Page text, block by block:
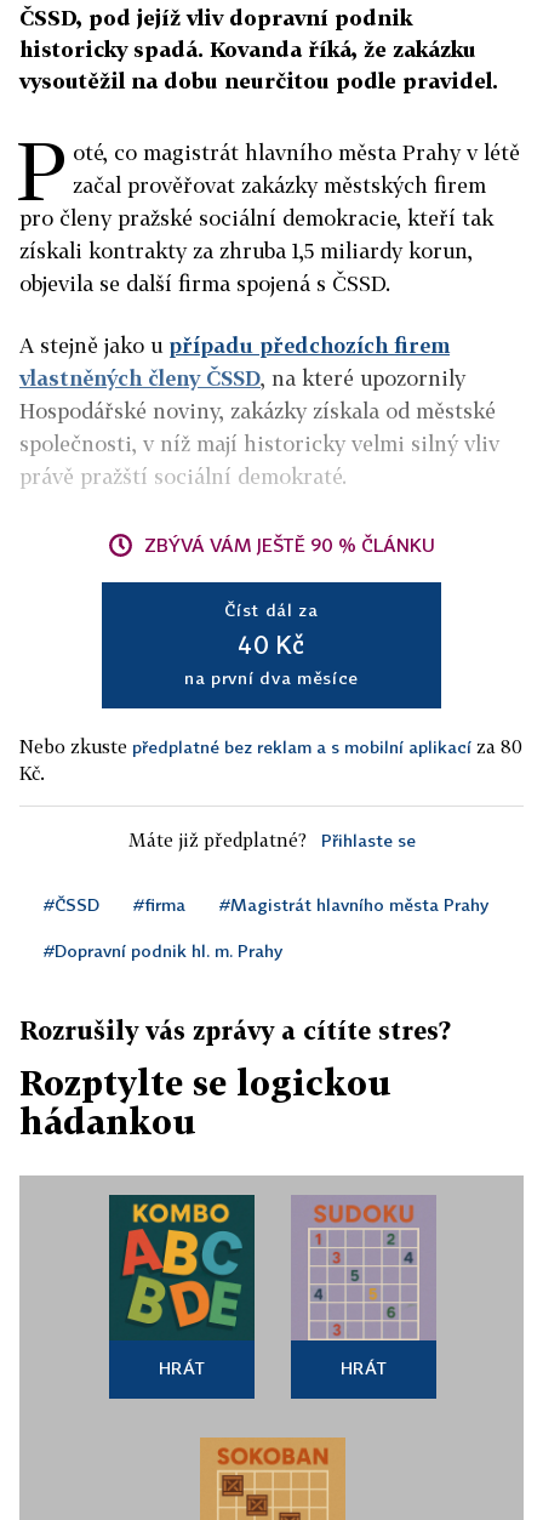
ČSSD, pod jejíž vliv dopravní podnik
historicky spadá. Kovanda říká, že zakázku
vysoutěžil na dobu neurčitou podle pravidel.
P oté, co magistrát hlavního města Prahy v létě
začal prověřovat zakázky městských firem
pro členy pražské sociální demokracie, kteří tak
získali kontrakty za zhruba 1,5 miliardy korun,
objevila se další firma spojená s ČSSD.
A stejně jako u případu předchozích firem
vlastněných členy ČSSD, na které upozornily
Hospodářské noviny, zakázky získala od městské
společnosti, v níž mají historicky velmi silný vliv
právě pražští sociální demokraté.
ZBÝVÁ VÁM JEŠTĚ 90 % ČLÁNKU
Číst dál za
40 Kč
na první dva měsíce
Nebo zkuste předplatné bez reklam a s mobilní aplikací za 80
Kč.
Máte již předplatné? Přihlaste se
#ČSSD #firma #Magistrát hlavního města Prahy
#Dopravní podnik hl. m. Prahy
Rozrušily vás zprávy a cítíte stres?
Rozptylte se logickou
hádankou
HRÁT HRÁT